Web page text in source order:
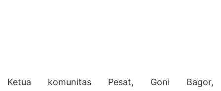
Ketua komunitas Pesat, Goni Bagor,